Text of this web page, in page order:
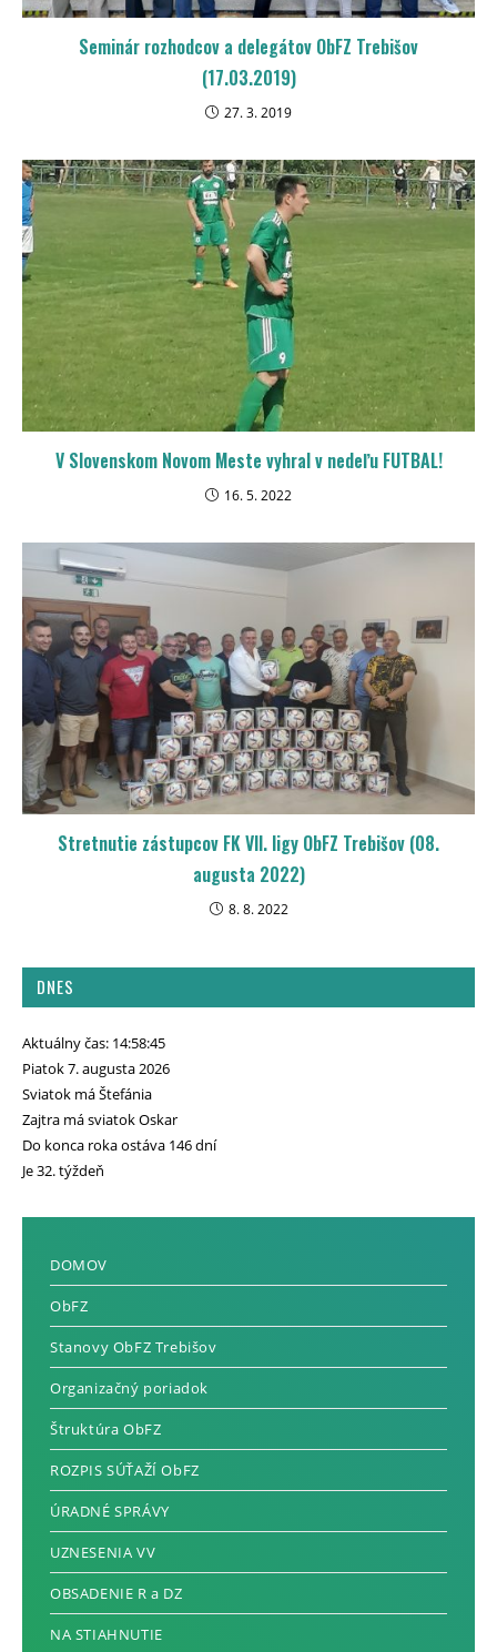
Seminár rozhodcov a delegátov ObFZ Trebišov
(17.03.2019)
27. 3. 2019
V Slovenskom Novom Meste vyhral v nedeľu FUTBAL!
16. 5. 2022
Stretnutie zástupcov FK VII. ligy ObFZ Trebišov (08.
augusta 2022)
8. 8. 2022
DNES
Aktuálny čas: 14:58:46
Piatok 7. augusta 2026
Sviatok má Štefánia
Zajtra má sviatok Oskar
Do konca roka ostáva 146 dní
Je 32. týždeň
DOMOV
ObFZ
Stanovy ObFZ Trebišov
Organizačný poriadok
Štruktúra ObFZ
ROZPIS SÚŤAŽÍ ObFZ
ÚRADNÉ SPRÁVY
UZNESENIA VV
OBSADENIE R a DZ
NA STIAHNUTIE